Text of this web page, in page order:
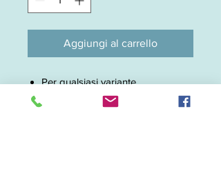
Aggiungi al carrello
Per qualsiasi variante
dell'articolo..contattateci!!Saremo